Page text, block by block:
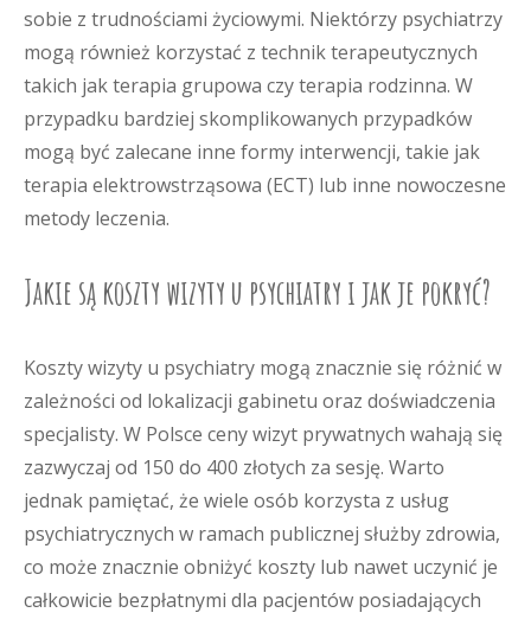
sobie z trudnościami życiowymi. Niektórzy psychiatrzy
mogą również korzystać z technik terapeutycznych
takich jak terapia grupowa czy terapia rodzinna. W
przypadku bardziej skomplikowanych przypadków
mogą być zalecane inne formy interwencji, takie jak
terapia elektrowstrząsowa (ECT) lub inne nowoczesne
metody leczenia.
Jakie są koszty wizyty u psychiatry i jak je pokryć?
Koszty wizyty u psychiatry mogą znacznie się różnić w
zależności od lokalizacji gabinetu oraz doświadczenia
specjalisty. W Polsce ceny wizyt prywatnych wahają się
zazwyczaj od 150 do 400 złotych za sesję. Warto
jednak pamiętać, że wiele osób korzysta z usług
psychiatrycznych w ramach publicznej służby zdrowia,
co może znacznie obniżyć koszty lub nawet uczynić je
całkowicie bezpłatnymi dla pacjentów posiadających